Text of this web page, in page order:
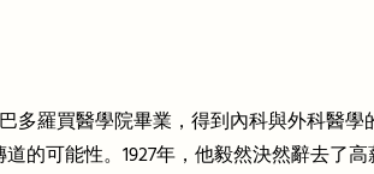
多羅買醫學院畢業，得到內科與外科醫
的可能性。1927年，他毅然決然辭去了